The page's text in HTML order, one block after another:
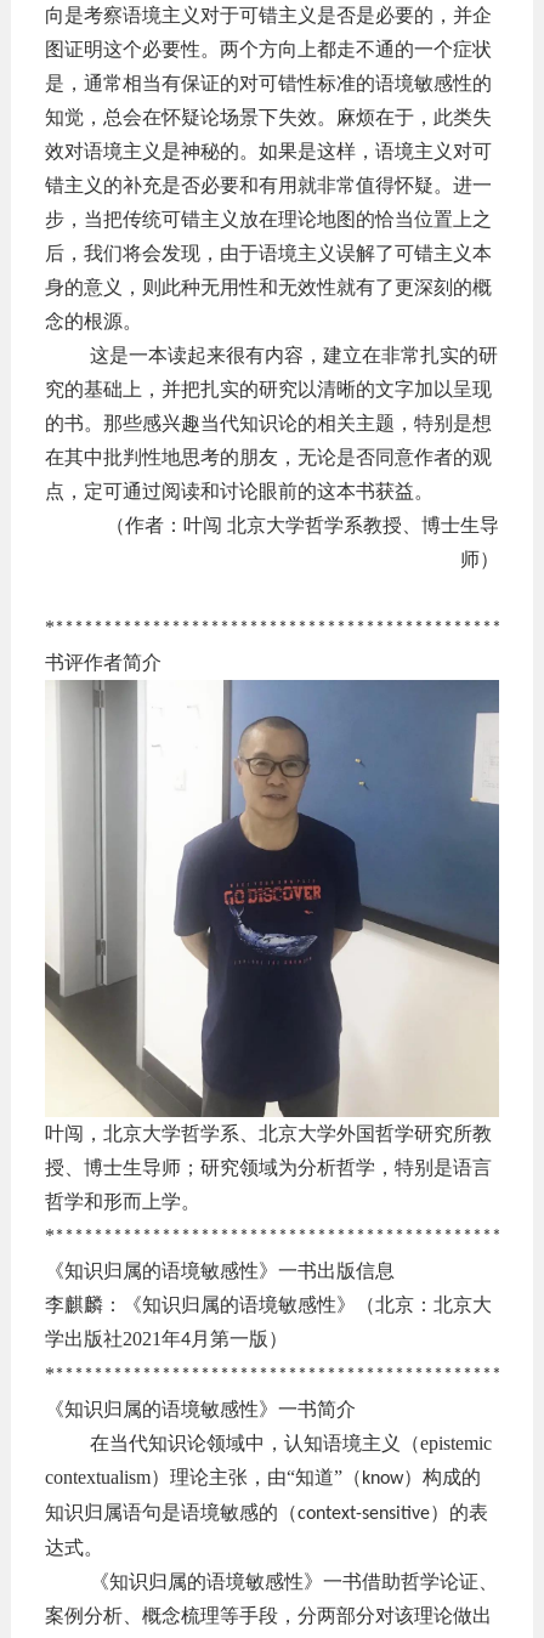
向是考察语境主义对于可错主义是否是必要的，并企
图证明这个必要性。两个方向上都走不通的一个症状
是，通常相当有保证的对可错性标准的语境敏感性的
知觉，总会在怀疑论场景下失效。麻烦在于，此类失
效对语境主义是神秘的。如果是这样，语境主义对可
错主义的补充是否必要和有用就非常值得怀疑。进一
步，当把传统可错主义放在理论地图的恰当位置上之
后，我们将会发现，由于语境主义误解了可错主义本
身的意义，则此种无用性和无效性就有了更深刻的概
念的根源。
这是一本读起来很有内容，建立在非常扎实的研
究的基础上，并把扎实的研究以清晰的文字加以呈现
的书。那些感兴趣当代知识论的相关主题，特别是想
在其中批判性地思考的朋友，无论是否同意作者的观
点，定可通过阅读和讨论眼前的这本书获益。
（作者：叶闯 北京大学哲学系教授、博士生导
师）
*
书评作者简介
叶闯，北京大学哲学系、北京大学外国哲学研究所教
授、博士生导师；研究领域为分析哲学，特别是语言
哲学和形而上学。
*
《知识归属的语境敏感性》一书出版信息
李麒麟：《知识归属的语境敏感性》（北京：北京大
学出版社2021年4月第一版）
*
《知识归属的语境敏感性》一书简介
在当代知识论领域中，认知语境主义（epistemic
contextualism）理论主张，由“知道”（know）构成的
知识归属语句是语境敏感的（context-sensitive）的表
达式。
《知识归属的语境敏感性》一书借助哲学论证、
案例分析、概念梳理等手段，分两部分对该理论做出